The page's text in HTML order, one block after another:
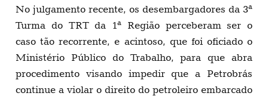
No julgamento recente, os desembargadores da 3ª
Turma do TRT da 1ª Região perceberam ser o
caso tão recorrente, e acintoso, que foi oficiado o
Ministério Público do Trabalho, para que abra
procedimento visando impedir que a Petrobrás
continue a violar o direito do petroleiro embarcado